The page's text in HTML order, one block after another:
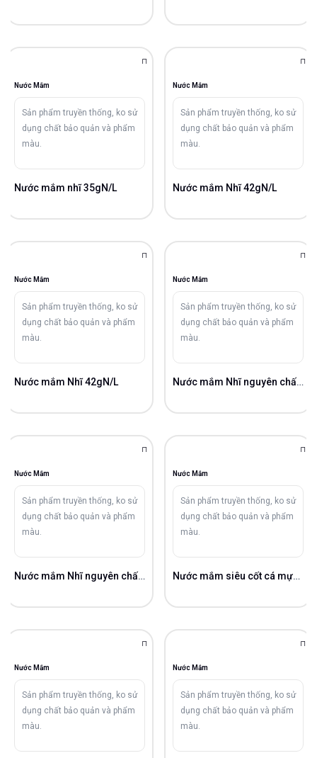
Nước Mắm
Sản phẩm truyền thống, ko sử
dụng chất bảo quản và phẩm
màu.
Nước mắm nhĩ 35gN/L
Nước Mắm
Sản phẩm truyền thống, ko sử
dụng chất bảo quản và phẩm
màu.
Nước mắm Nhĩ 42gN/L
Nước Mắm
Sản phẩm truyền thống, ko sử
dụng chất bảo quản và phẩm
màu.
Nước mắm Nhĩ 42gN/L
Nước Mắm
Sản phẩm truyền thống, ko sử
dụng chất bảo quản và phẩm
màu.
Nước mắm Nhĩ nguyên chất 40gN/L
Nước Mắm
Sản phẩm truyền thống, ko sử
dụng chất bảo quản và phẩm
màu.
Nước mắm Nhĩ nguyên chất 40gN/L
Nước Mắm
Sản phẩm truyền thống, ko sử
dụng chất bảo quản và phẩm
màu.
Nước mắm siêu cốt cá mực 52gN/L
Nước Mắm
Sản phẩm truyền thống, ko sử
dụng chất bảo quản và phẩm
màu.
Nước Mắm
Sản phẩm truyền thống, ko sử
dụng chất bảo quản và phẩm
màu.